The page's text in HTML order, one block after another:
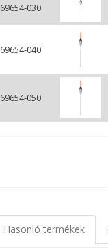
69654-030
69654-040
69654-050
Hasonló termékek